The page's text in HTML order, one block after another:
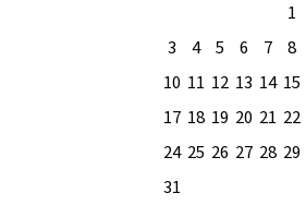
1
3
4 5 6 7 8
10 11 12 13 14 15
17 18 19 20 21 22
24 25 26 27 28 29
31